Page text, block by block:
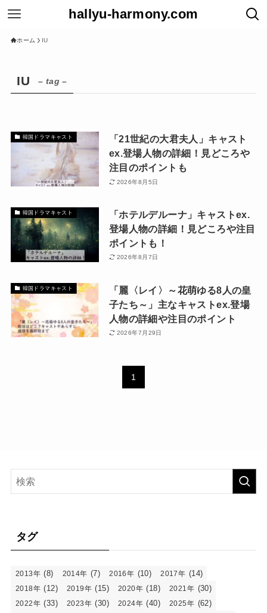
hallyu-harmony.com
ホーム IU
IU – tag –
韓国ドラマキャスト
「21世紀の大君夫人」キャスト
ex.登場人物の詳細！見どころや
注目のポイントも
2026年8月5日
韓国ドラマキャスト
「ホテルデルーナ」キャストex.
登場人物の詳細！見どころや注目
ポイントも！
2026年8月7日
韓国ドラマキャスト
「麗〈レイ〉～花萌ゆる8人の皇
子たち～」主なキャストex.登場
人物の詳細や注目のポイント
2026年7月29日
1
タグ
2013年 (8) 2014年 (7) 2016年 (10) 2017年 (14)
2018年 (12) 2019年 (15) 2020年 (18) 2021年 (30)
2022年 (33) 2023年 (30) 2024年 (40) 2025年 (62)